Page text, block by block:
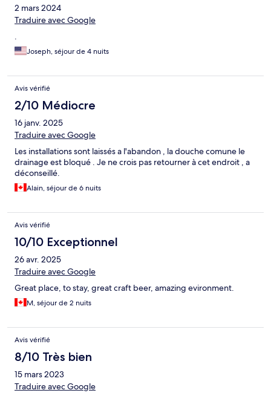
2 mars 2024
Traduire avec Google
.
Joseph, séjour de 4 nuits
Avis vérifié
2/10 Médiocre
16 janv. 2025
Traduire avec Google
Les installations sont laissés a l'abandon , la douche comune le
drainage est bloqué . Je ne crois pas retourner à cet endroit , a
déconseillé.
Alain, séjour de 6 nuits
Avis vérifié
10/10 Exceptionnel
26 avr. 2025
Traduire avec Google
Great place, to stay, great craft beer, amazing evironment.
M, séjour de 2 nuits
Avis vérifié
8/10 Très bien
15 mars 2023
Traduire avec Google